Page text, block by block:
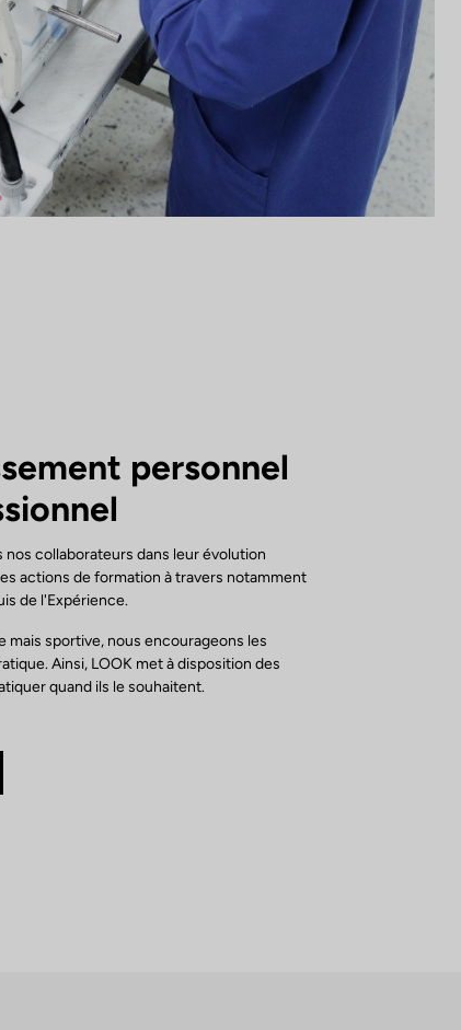
personnel
collaborateurs dans leur évolution
actions de formation à travers notamment
de l'Expérience.
mais sportive, nous encourageons les
Ainsi, LOOK met à disposition des
quand ils le souhaitent.